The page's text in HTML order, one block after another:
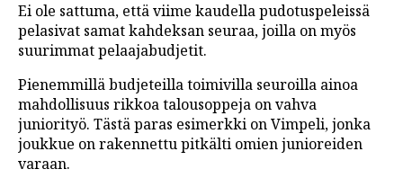
Ei ole sattuma, että viime kaudella pudotuspeleissä
pelasivat samat kahdeksan seuraa, joilla on myös
suurimmat pelaajabudjetit.
Pienemmillä budjeteilla toimivilla seuroilla ainoa
mahdollisuus rikkoa talousoppeja on vahva
juniorityö. Tästä paras esimerkki on Vimpeli, jonka
joukkue on rakennettu pitkälti omien junioreiden
varaan.